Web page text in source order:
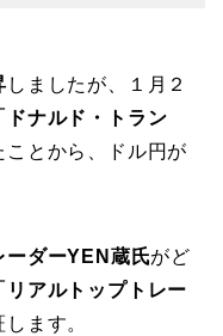
しましたが、１月２
ドナルド・トラン
ことから、ドル円が
ーダーYEN蔵氏がど
リアルトップトレー
ます。